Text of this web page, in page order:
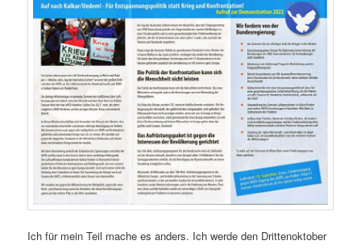
Ich für mein Teil mache es anders. Ich werde den Drittenoktober